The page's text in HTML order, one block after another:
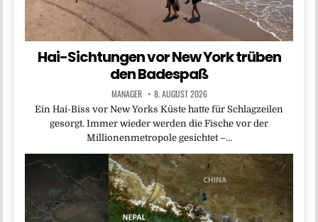
Hai-Sichtungen vor New York trüben
den Badespaß
MANAGER 8. AUGUST 2026
Ein Hai-Biss vor New Yorks Küste hatte für Schlagzeilen
gesorgt. Immer wieder werden die Fische vor der
Millionenmetropole gesichtet –…